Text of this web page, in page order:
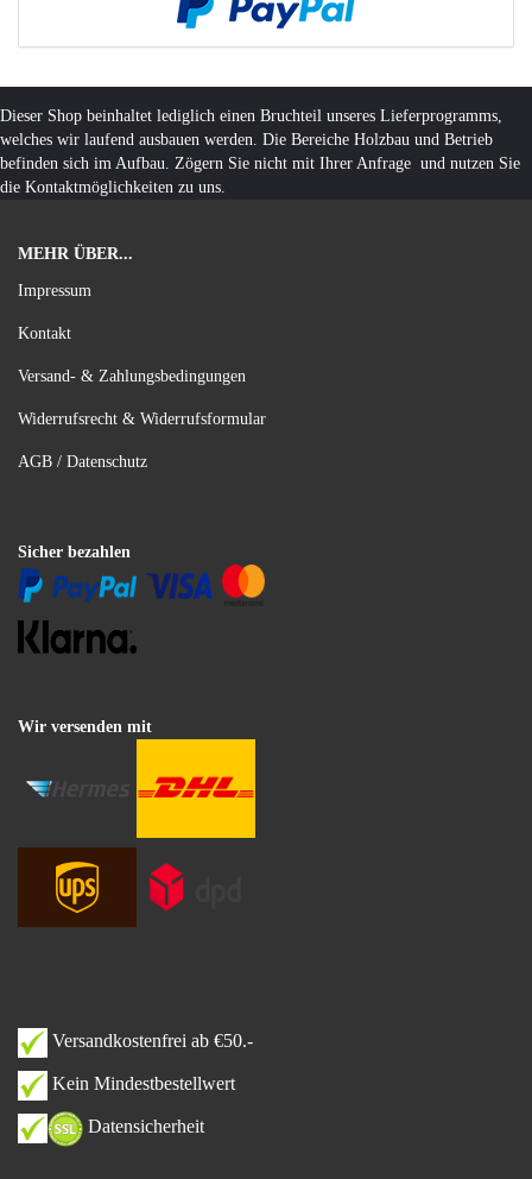
Dieser Shop beinhaltet lediglich einen Bruchteil unseres Lieferprogramms,
welches wir laufend ausbauen werden. Die Bereiche Holzbau und Betrieb
befinden sich im Aufbau. Zögern Sie nicht mit Ihrer Anfrage und nutzen Sie
die Kontaktmöglichkeiten zu uns.
MEHR ÜBER...
Impressum
Kontakt
Versand- & Zahlungsbedingungen
Widerrufsrecht & Widerrufsformular
AGB / Datenschutz
Sicher bezahlen
Wir versenden mit
Versandkostenfrei ab €50.-
Kein Mindestbestellwert
Datensicherheit